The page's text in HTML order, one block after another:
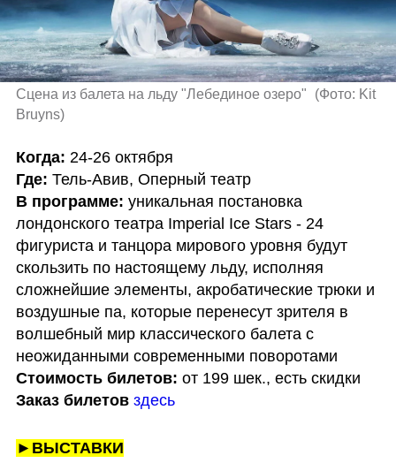
Сцена из балета на льду "Лебединое озеро" (Фото: Kit
Bruyns)
Когда:
Где:
Тель-Авив, Оперный театр
В программе: уникальная постановка
лондонского театра Imperial Ice Stars - 24
фигуриста и танцора мирового уровня будут
скользить по настоящему льду, исполняя
сложнейшие элементы, акробатические трюки и
воздушные па, которые перенесут зрителя в
волшебный мир классического балета с
Стоимость билетов:
Заказ билетов здесь
►ВЫСТАВКИ